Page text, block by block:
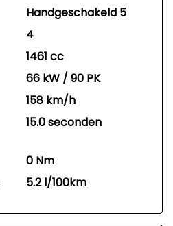
Handgeschakeld 5
4
1461 cc
66 kW / 90 PK
158 km/h
15.0 seconden
0 Nm
5.2 l/100km